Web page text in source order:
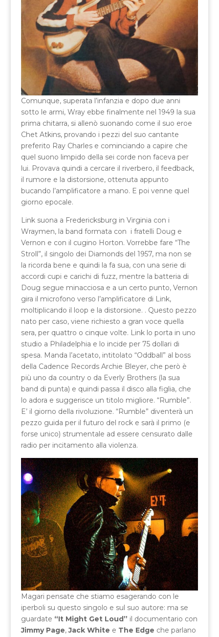
Comunque, superata l’infanzia e dopo due anni
sotto le armi, Wray ebbe finalmente nel 1949 la sua
prima chitarra, si allenò suonando come il suo eroe
Chet Atkins, provando i pezzi del suo cantante
preferito Ray Charles e cominciando a capire che
quel suono limpido della sei corde non faceva per
lui. Provava quindi a cercare il riverbero, il feedback,
il rumore e la distorsione, ottenuta appunto
bucando l’amplificatore a mano. E poi venne quel
giorno epocale.
Link suona a Fredericksburg in Virginia con i
Wraymen, la band formata con i fratelli Doug e
Vernon e con il cugino Horton. Vorrebbe fare “The
Stroll”, il singolo dei Diamonds del 1957, ma non se
la ricorda bene e quindi la fa sua, con una serie di
accordi cupi e carichi di fuzz, mentre la batteria di
Doug segue minacciosa e a un certo punto, Vernon
gira il microfono verso l’amplificatore di Link,
moltiplicando il loop e la distorsione. . Questo pezzo
nato per caso, viene richiesto a gran voce quella
sera, per quattro o cinque volte. Link lo porta in uno
studio a Philadelphia e lo incide per 75 dollari di
spesa. Manda l’acetato, intitolato “Oddball” al boss
della Cadence Records Archie Bleyer, che però è
più uno da country o da Everly Brothers (la sua
band di punta) e quindi passa il disco alla figlia, che
lo adora e suggerisce un titolo migliore. “Rumble”.
E’ il giorno della rivoluzione. “Rumble” diventerà un
pezzo guida per il futuro del rock e sarà il primo (e
forse unico) strumentale ad essere censurato dalle
radio per incitamento alla violenza.
Magari pensate che stiamo esagerando con le
iperboli su questo singolo e sul suo autore: ma se
guardate “It Might Get Loud” il documentario con
Jimmy Page,Jack White e The Edge che parlano